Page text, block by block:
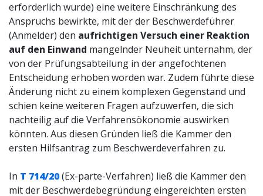
erforderlich wurde) eine weitere Einschränkung des
Anspruchs bewirkte, mit der der Beschwerdeführer
(Anmelder) den aufrichtigen Versuch einer Reaktion
auf den Einwand mangelnder Neuheit unternahm, der
von der Prüfungsabteilung in der angefochtenen
Entscheidung erhoben worden war. Zudem führte diese
Änderung nicht zu einem komplexen Gegenstand und
schien keine weiteren Fragen aufzuwerfen, die sich
nachteilig auf die Verfahrensökonomie auswirken
könnten. Aus diesen Gründen ließ die Kammer den
ersten Hilfsantrag zum Beschwerdeverfahren zu.
In T 714/20(Ex-parte-Verfahren) ließ die Kammer den
mit der Beschwerdebegründung eingereichten ersten